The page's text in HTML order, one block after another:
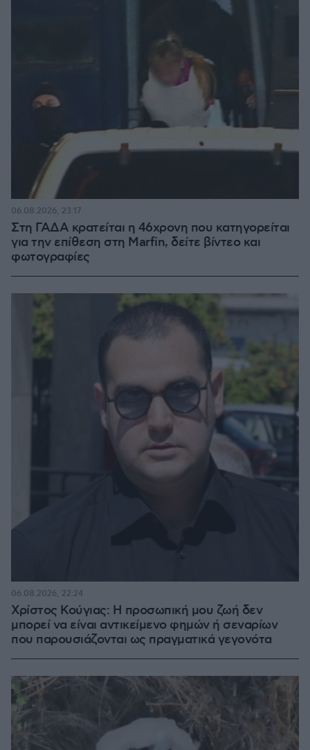
Στη ΓΑΔΑ κρατείται η 46χρονη που κατηγορείται
για την επίθεση στη Marfin, δείτε βίντεο και
φωτογραφίες
06.08.2026, 23:17
Χρίστος Κούγιας: Η προσωπική μου ζωή δεν
μπορεί να είναι αντικείμενο φημών ή σεναρίων
που παρουσιάζονται ως πραγματικά γεγονότα
06.08.2026, 22:24